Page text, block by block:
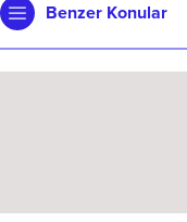
Benzer Konular